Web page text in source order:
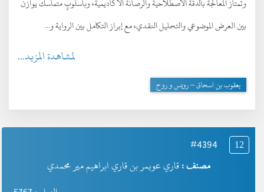
بين العرض الموضوعي والتحليل النقدي، مع إبراز التكامل بين الرواية و...
لمشاهدة المزيد...
يعقوب بن اسحاق – رويس و روح
12
#4394
مصنف :قاري عويمر بن قاري ابراهيم مير محمدي